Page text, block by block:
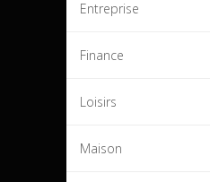
Entreprise
Finance
Loisirs
Maison